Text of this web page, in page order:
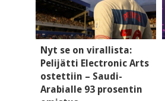
Nyt se on virallista:
Pelijätti Electronic Arts
ostettiin – Saudi-
Arabialle 93 prosentin